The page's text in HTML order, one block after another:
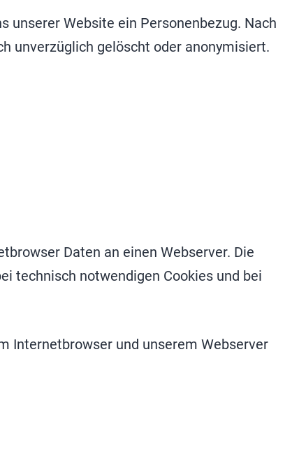
unserer Website ein Personenbezug. Nach
unverzüglich gelöscht oder anonymisiert.
Daten an einen Webserver. Die
technisch notwendigen Cookies und bei
Internetbrowser und unserem Webserver